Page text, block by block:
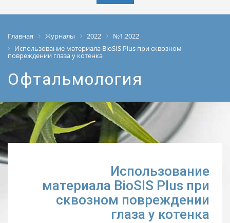
Главная Журналы 2022
№1.2022
Использование материала BioSIS Plus при сквозном
повреждении глаза у котенка
Офтальмология
Использование
материала BioSIS Plus при
сквозном повреждении
глаза у котенка